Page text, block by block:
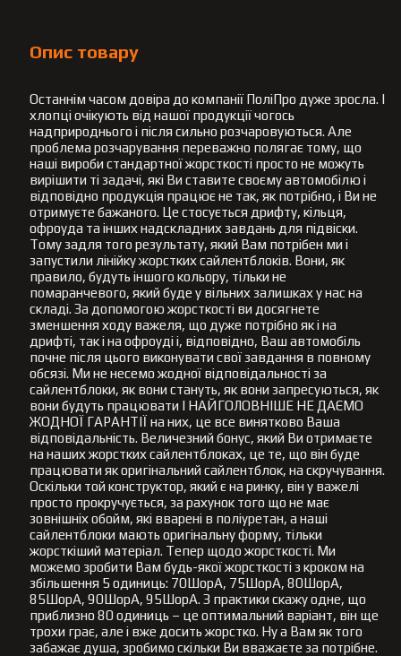
Опис товару
Останнім часом довіра до компанії ПоліПро дуже зросла. І
хлопці очікують від нашої продукції чогось
надприроднього і після сильно розчаровуються. Але
проблема розчарування переважно полягає тому, що
наші вироби стандартної жорсткості просто не можуть
вирішити ті задачі, які Ви ставите своєму автомобілю і
відповідно продукція працює не так, як потрібно, і Ви не
отримуєте бажаного. Це стосується дрифту, кільця,
офроуда та інших надскладних завдань для підвіски.
Тому задля того результату, який Вам потрібен ми і
запустили лінійку жорстких сайлентблоків. Вони, як
правило, будуть іншого кольору, тільки не
помаранчевого, який буде у вільних залишках у нас на
складі. За допомогою жорсткості ви досягнете
зменшення ходу важеля, що дуже потрібно як і на
дрифті, так і на офроуді і, відповідно, Ваш автомобіль
почне після цього виконувати свої завдання в повному
обсязі. Ми не несемо жодної відповідальності за
сайлентблоки, як вони стануть, як вони запресуються, як
вони будуть працювати І НАЙГОЛОВНІШЕ НЕ ДАЄМО
ЖОДНОЇ ГАРАНТІЇ на них, це все винятково Ваша
відповідальність. Величезний бонус, який Ви отримаєте
на наших жорстких сайлентблоках, це те, що він буде
працювати як оригінальний сайлентблок, на скручування.
Оскільки той конструктор, який є на ринку, він у важелі
просто прокручується, за рахунок того що не має
зовнішніх обойм, які вварені в поліуретан, а наші
сайлентблоки мають оригінальну форму, тільки
жорсткіший матеріал. Тепер щодо жорсткості. Ми
можемо зробити Вам будь-якої жорсткості з кроком на
збільшення 5 одиниць: 70ШорА, 75ШорА, 80ШорА,
85ШорА, 90ШорА, 95ШорА. З практики скажу одне, що
приблизно 80 одиниць – це оптимальний варіант, він ще
трохи грає, але і вже досить жорстко. Ну а Вам як того
забажає душа, зробимо скільки Ви вважаєте за потрібне.